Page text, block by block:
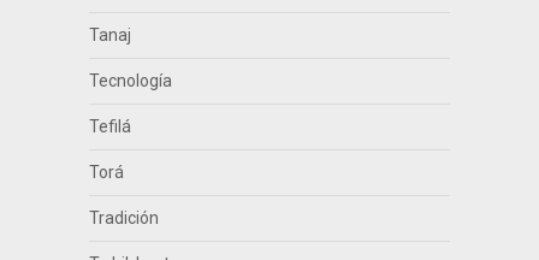
Tanaj
Tecnología
Tefilá
Torá
Tradición